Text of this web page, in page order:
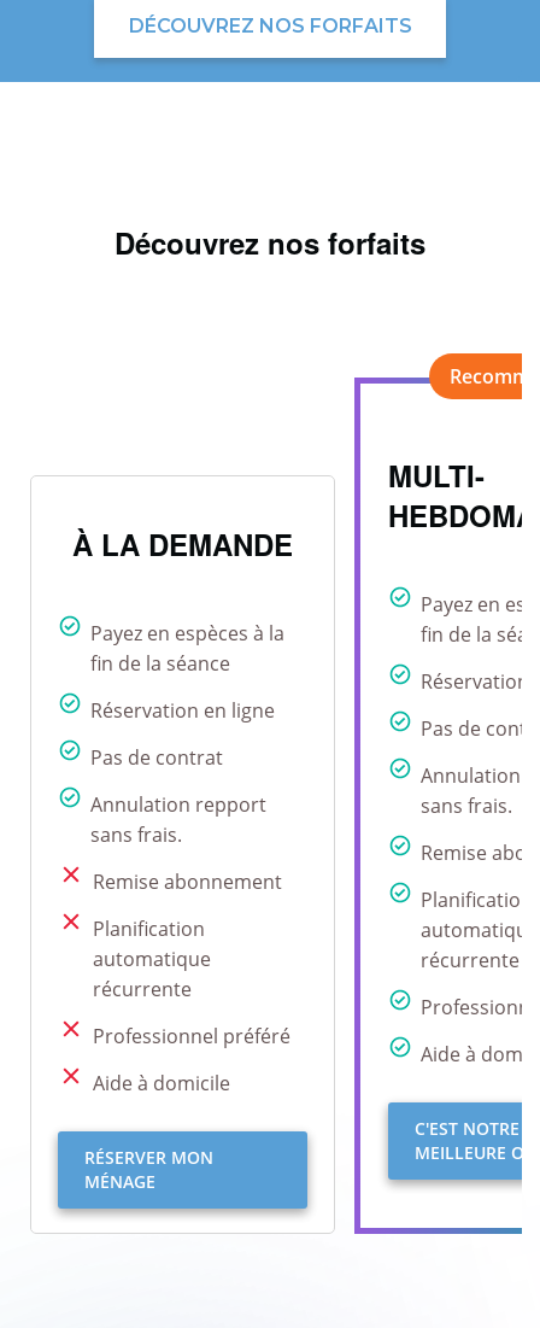
DÉCOUVREZ NOS FORFAITS
Découvrez nos forfaits
MULTI-
Payez en
fin de la
Réservation
Pas de
Annulation
sans frais.
Remise
Planification
automatique
récurrente
Aide à
C'EST NOTRE
MEILLEURE
À LA DEMANDE
Payez en espèces à la
fin de la séance
Réservation en ligne
Pas de contrat
Annulation repport
sans frais.
Remise abonnement
Planification
automatique
récurrente
Professionnel préféré
Aide à domicile
RÉSERVER MON
MÉNAGE